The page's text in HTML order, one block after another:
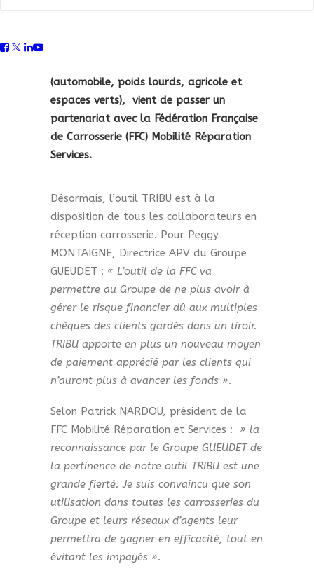
(automobile, poids lourds, agricole et
espaces verts), vient de passer un
partenariat avec la Fédération Française
de Carrosserie (FFC) Mobilité Réparation
Services.
Désormais, l’outil TRIBU est à la
disposition de tous les collaborateurs en
réception carrosserie. Pour Peggy
MONTAIGNE, Directrice APV du Groupe
GUEUDET : « L’outil de la FFC va
permettre au Groupe de ne plus avoir à
gérer le risque financier dû aux multiples
chèques des clients gardés dans un tiroir.
TRIBU apporte en plus un nouveau moyen
de paiement apprécié par les clients qui
n’auront plus à avancer les fonds ».
Selon Patrick NARDOU, président de la
FFC Mobilité Réparation et Services :
» la
reconnaissance par le Groupe GUEUDET de
la pertinence de notre outil TRIBU est une
grande fierté. Je suis convaincu que son
utilisation dans toutes les carrosseries du
Groupe et leurs réseaux d’agents leur
permettra de gagner en efficacité, tout en
évitant les impayés ».